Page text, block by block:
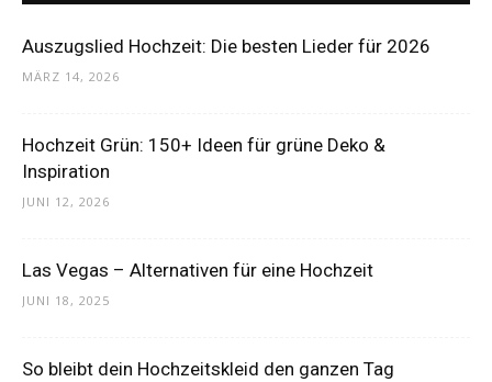
Auszugslied Hochzeit: Die besten Lieder für 2026
MÄRZ 14, 2026
Hochzeit Grün: 150+ Ideen für grüne Deko &
Inspiration
JUNI 12, 2026
Las Vegas – Alternativen für eine Hochzeit
JUNI 18, 2025
So bleibt dein Hochzeitskleid den ganzen Tag